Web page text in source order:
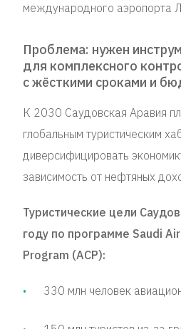
международного аэропорта
Проблема: нужен
для комплексного
с жёсткими сроками и
К 2030 Саудовская Аравия
глобальным туристическим
диверсифицировать
зависимость от нефтяных
Туристические цели
году по программе Saudi
Program (ACP):
330 млн человек